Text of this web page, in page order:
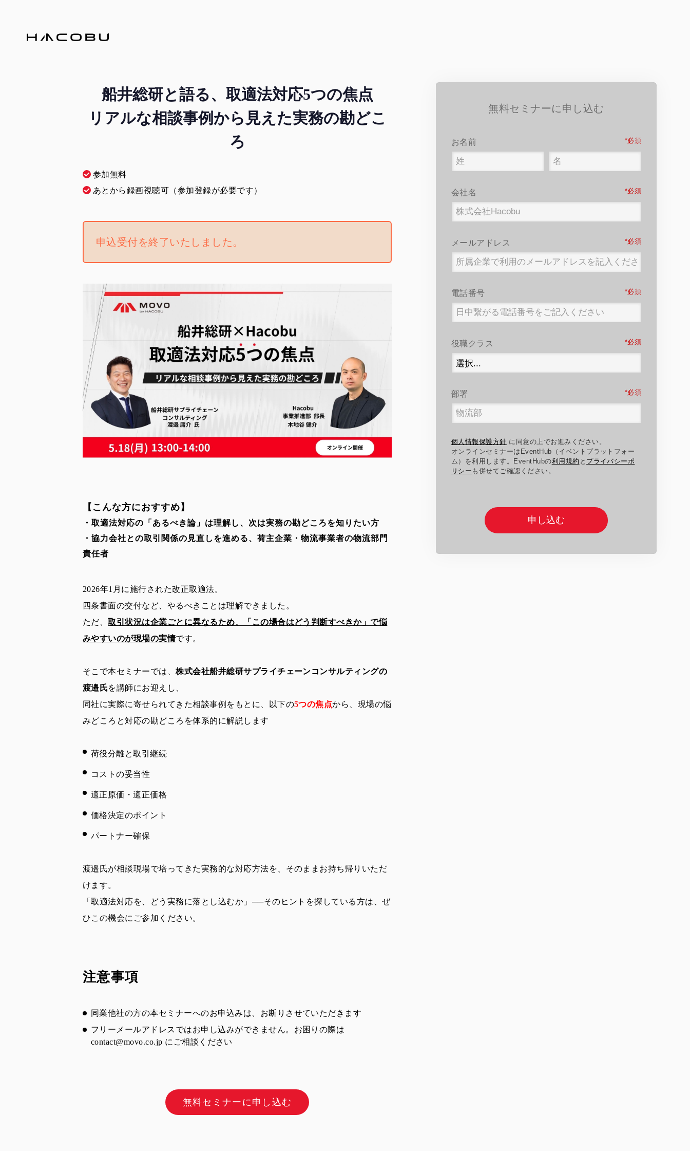
船井総研と語る、取適法対応5つの焦点
リアルな相談事例から見えた実務の勘どこ
ろ
参加無料
あとから録画視聴可（参加登録が必要です）
申込受付を終了いたしました。
【こんな方におすすめ】
・取適法対応の「あるべき論」は理解し、次は実務の勘どころを知りたい方
・協力会社との取引関係の見直しを進める、荷主企業・物流事業者の物流部門
責任者
2026年1月に施行された改正取適法。
四条書面の交付など、やるべきことは理解できました。
ただ、取引状況は企業ごとに異なるため、「この場合はどう判断すべきか」で悩
みやすいのが現場の実情です。
そこで本セミナーでは、株式会社船井総研サプライチェーンコンサルティングの
渡邉氏を講師にお迎えし、
同社に実際に寄せられてきた相談事例をもとに、以下の5つの焦点から、現場の悩
みどころと対応の勘どころを体系的に解説します
荷役分離と取引継続
コストの妥当性
適正原価・適正価格
価格決定のポイント
パートナー確保
渡邉氏が相談現場で培ってきた実務的な対応方法を、そのままお持ち帰りいただ
けます。
「取適法対応を、どう実務に落とし込むか」──そのヒントを探している方は、ぜ
ひこの機会にご参加ください。
注意事項
同業他社の方の本セミナーへのお申込みは、お断りさせていただきます
フリーメールアドレスではお申し込みができません。お困りの際は
contact@movo.co.jp にご相談ください
無料セミナーに申し込む
無料セミナーに申し込む
お名前 *
*
会社名
*
メールアドレス
*
電話番号
*
役職クラス
*
部署
個人情報保護方針 に同意の上でお進みください。
オンラインセミナーはEventHub（イベントプラットフォー
ム）を利用します。EventHubの利用規約 と プライバシーポ
リシー も併せてご確認ください。
申し込む